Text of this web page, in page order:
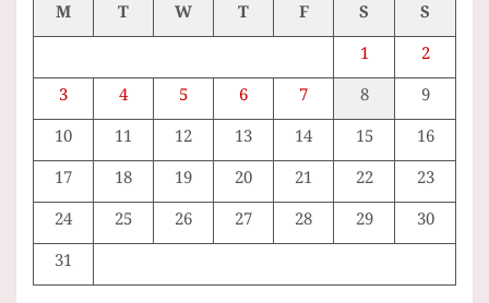
M
T W T F S
S
1
2
3
4 5 6 7 8
9
10
11 12 13 14 15
16
17
18 19 20 21 22
23
24
25 26 27 28 29
30
31